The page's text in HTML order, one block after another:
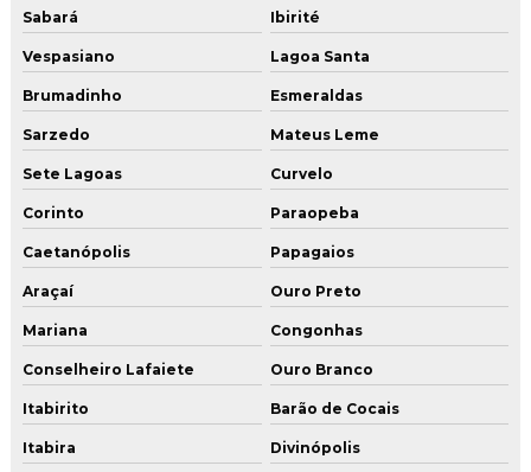
Renovação de avcb minas gerais
Reparo vazamento de gas
Serviço de conversão de fogão
Serviço de instalação de gas
Serviço de instalação de gas residencial
Teste de estanqueidade de gás
Teste de estanqueidade de gas glp
Tubo de cobre para gás
Sabará Ibirité
Vespasiano Lagoa Santa
Brumadinho Esmeraldas
Sarzedo Mateus Leme
Sete Lagoas Curvelo
Corinto Paraopeba
Caetanópolis Papagaios
Araçaí Ouro Preto
Mariana Congonhas
Conselheiro Lafaiete Ouro Branco
Itabirito Barão de Cocais
Itabira Divinópolis